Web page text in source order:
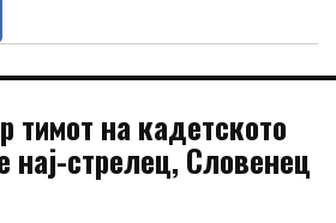
тимот на кадетското
нај-стрелец, Словенец